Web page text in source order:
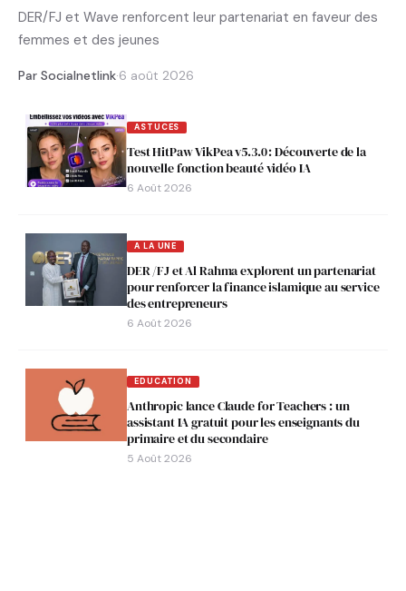
DER/FJ et Wave renforcent leur partenariat en faveur des
femmes et des jeunes
Par Socialnetlink·6 août 2026
ASTUCES
Test HitPaw VikPea v5.3.0 : Découverte de la
nouvelle fonction beauté vidéo IA
6 Août 2026
A LA UNE
DER /FJ et Al Rahma explorent un partenariat
pour renforcer la finance islamique au service
des entrepreneurs
6 Août 2026
EDUCATION
Anthropic lance Claude for Teachers : un
assistant IA gratuit pour les enseignants du
primaire et du secondaire
5 Août 2026